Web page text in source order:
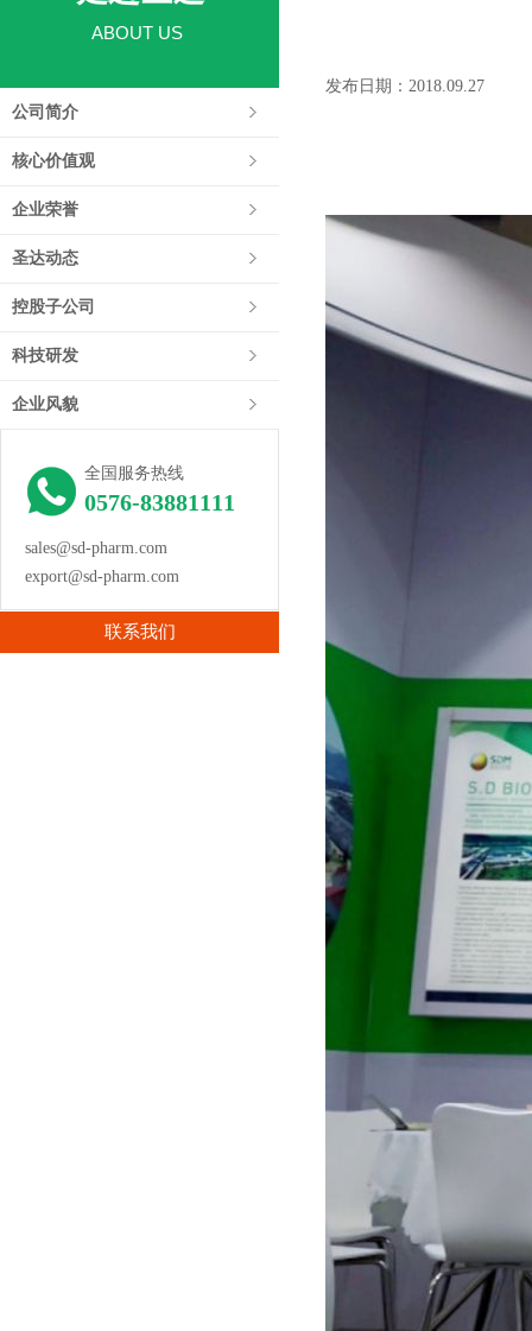
ABOUT US
公司简介
核心价值观
企业荣誉
圣达动态
控股子公司
科技研发
企业风貌
全国服务热线
0576-83881111
sales@sd-pharm.com
export@sd-pharm.com
联系我们
发布日期：2018.09.27